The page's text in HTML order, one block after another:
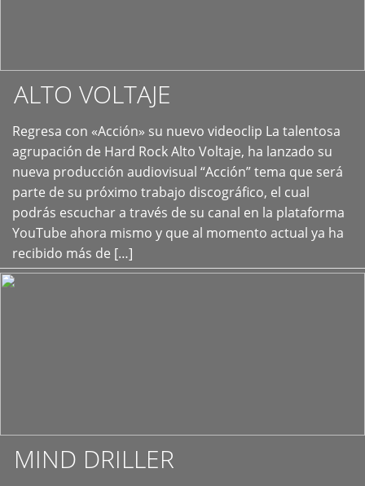
ALTO VOLTAJE
Regresa con «Acción» su nuevo videoclip La talentosa
agrupación de Hard Rock Alto Voltaje, ha lanzado su
nueva producción audiovisual “Acción” tema que será
parte de su próximo trabajo discográfico, el cual
podrás escuchar a través de su canal en la plataforma
YouTube ahora mismo y que al momento actual ya ha
recibido más de […]
+
MIND DRILLER